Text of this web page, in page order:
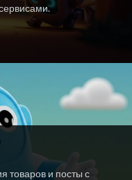
товаров и посты с